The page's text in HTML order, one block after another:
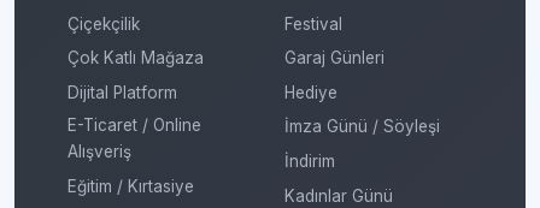
Çiçekçilik
Çok Katlı Mağaza
Dijital Platform
E-Ticaret / Online
Alışveriş
Eğitim / Kırtasiye
Festival
Garaj Günleri
Hediye
İmza Günü / Söyleşi
İndirim
Kadınlar Günü